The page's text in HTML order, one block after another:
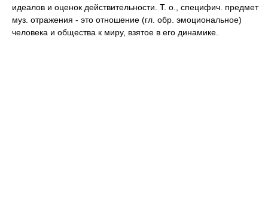
идеалов и оценок действительности. Т. о., специфич. предмет
муз. отражения - это отношение (гл. обр. эмоциональное)
человека и общества к миру, взятое в его динамике.